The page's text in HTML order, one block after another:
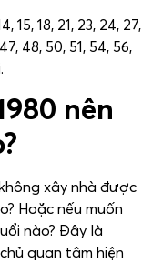
15, 18, 21, 23, 24, 27,
48, 50, 51, 54, 56,
nên
xây nhà được
Hoặc nếu muốn
nào? Đây là
quan tâm hiện